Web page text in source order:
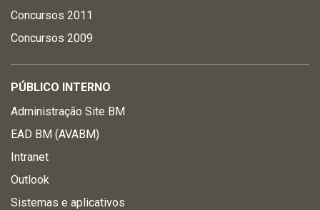
Concursos 2011
Concursos 2009
PÚBLICO INTERNO
Administração Site BM
EAD BM (AVABM)
Intranet
Outlook
Sistemas e aplicativos